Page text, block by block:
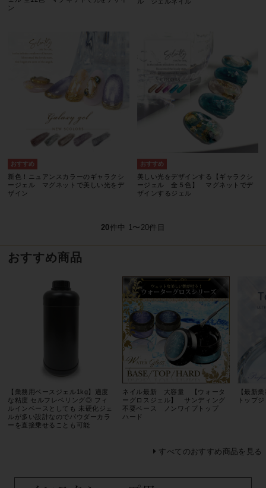
ン
新色！ニュアンスカラーのギャラクシ
ージェル マグネットで美しい光をデ
ザイン
美しい光をデザインする【ギャラクシ
ージェル 全５色】 マグネットでデ
ザインするジェル
20件中 1〜20件目
おすすめ商品
【業務用ベースジェル1kg】適度
な粘度 セルフレベリング◎ フィ
ルインベースとしても 未硬化ジェ
ルが多い設計なのでパウダーカラ
ーを直接乗せることも可能
ネイル最新 大容量 【ウォータ
ーグロスジェル】 サンディング
不要ベース ノンワイプトップ
ハード
【最新
トップ
すべてのおすすめ商品を見る